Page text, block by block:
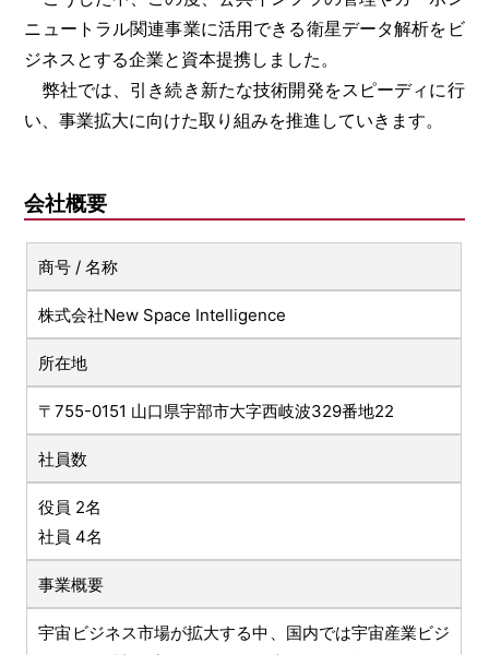
ニュートラル関連事業に活用できる衛星データ解析をビ
ジネスとする企業と資本提携しました。
弊社では、引き続き新たな技術開発をスピーディに行
い、事業拡大に向けた取り組みを推進していきます。
会社概要
商号 / 名称
株式会社New Space Intelligence
所在地
〒755-0151 山口県宇部市大字西岐波329番地22
社員数
役員 2名
社員 4名
事業概要
宇宙ビジネス市場が拡大する中、国内では宇宙産業ビジ